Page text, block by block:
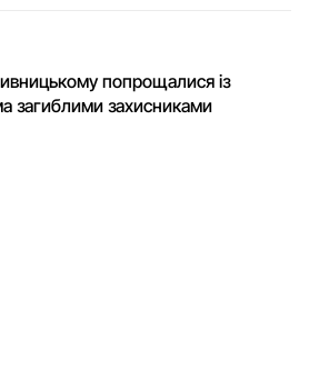
попрощалися із
загиблими захисниками